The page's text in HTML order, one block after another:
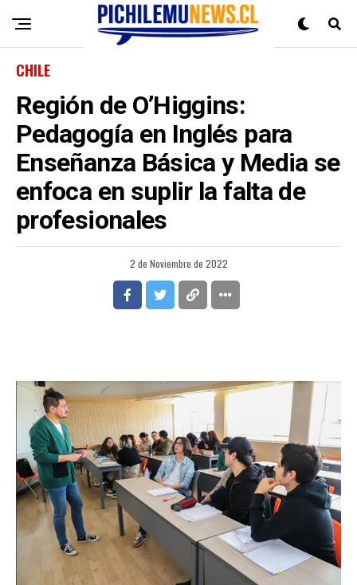
CHILE
Región de O’Higgins:
Pedagogía en Inglés para
Enseñanza Básica y Media se
enfoca en suplir la falta de
profesionales
2 de Noviembre de 2022